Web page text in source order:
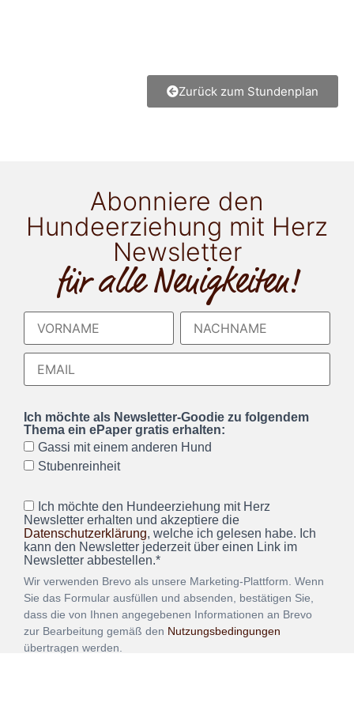
Zurück zum Stundenplan
Abonniere den
Hundeerziehung mit Herz
Newsletter
für alle Neuigkeiten!
Ich möchte als Newsletter-Goodie zu folgendem
Thema ein ePaper gratis erhalten:
Gassi mit einem anderen Hund
Stubenreinheit
Ich möchte den Hundeerziehung mit Herz
Newsletter erhalten und akzeptiere die
Datenschutzerklärung, welche ich gelesen habe. Ich
kann den Newsletter jederzeit über einen Link im
Newsletter abbestellen.*
Wir verwenden Brevo als unsere Marketing-Plattform. Wenn
Sie das Formular ausfüllen und absenden, bestätigen Sie,
dass die von Ihnen angegebenen Informationen an Brevo
zur Bearbeitung gemäß den Nutzungsbedingungen
übertragen werden.